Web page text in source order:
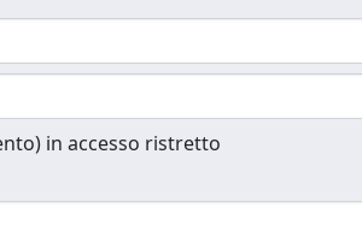
in accesso ristretto